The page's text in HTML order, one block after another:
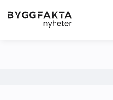
Kategorier Jobbmarkedet